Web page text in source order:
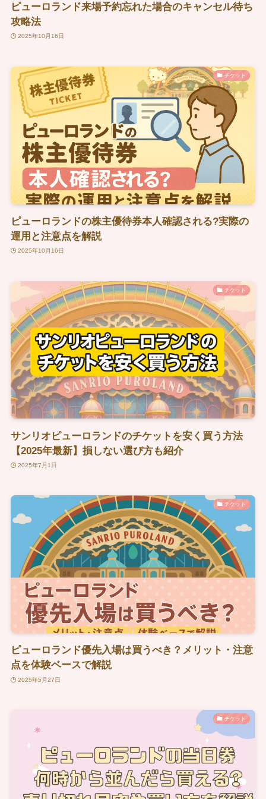
ピューロランド来場予約忘れた場合のキャンセル待ち
攻略法
2025年10月16日
チケット
ピューロランドの株主優待券本人確認される?実際の
運用と注意点を解説
2025年10月16日
チケット
サンリオピューロランドのチケットを安く買う方法
【2025年最新】損しない選び方も紹介
2025年7月1日
チケット
ピューロランド優先入場は買うべき？メリット・注意
点を体験ベースで解説
2025年5月27日
チケット